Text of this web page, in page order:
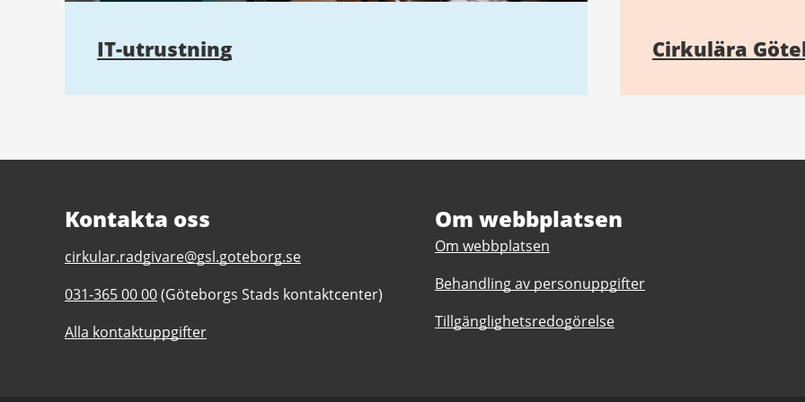
IT-utrustning Cirkulära
Kontakta oss
E-
till
Cirkulär
vägledning
cirkular.radgivare@gsl.goteborg.se
Telefonnummer
Cirkulär
031-365 00 00(Göteborgs Stads kontaktcenter)
Alla kontaktuppgifter
Om webbplatsen
Om webbplatsen
Behandling av personuppgifter
Tillgänglighetsredogörelse